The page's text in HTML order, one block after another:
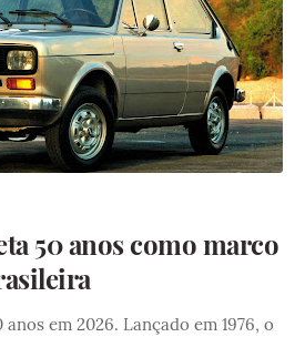
50 anos como marco
em 2026. Lançado em 1976, o